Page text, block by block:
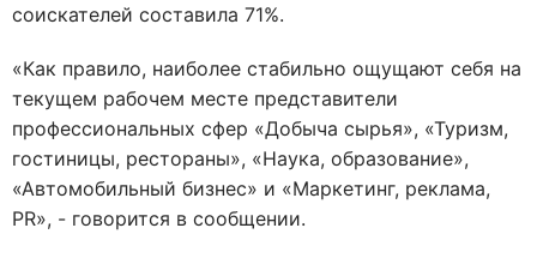
соискателей составила 71%.
«Как правило, наиболее стабильно ощущают себя на
текущем рабочем месте представители
профессиональных сфер «Добыча сырья», «Туризм,
гостиницы, рестораны», «Наука, образование»,
«Автомобильный бизнес» и «Маркетинг, реклама,
PR», - говорится в сообщении.